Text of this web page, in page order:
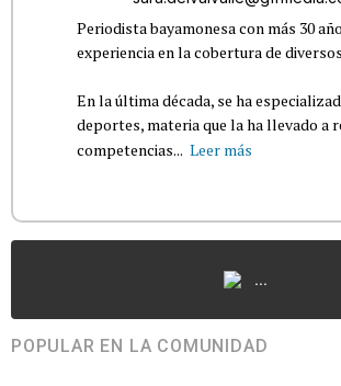
Periodista bayamonesa con más 30
experiencia en la cobertura de
En la última década, se ha
deportes, materia que la ha llevado a
competencias... Leer más
...
POPULAR EN LA COMUNIDAD